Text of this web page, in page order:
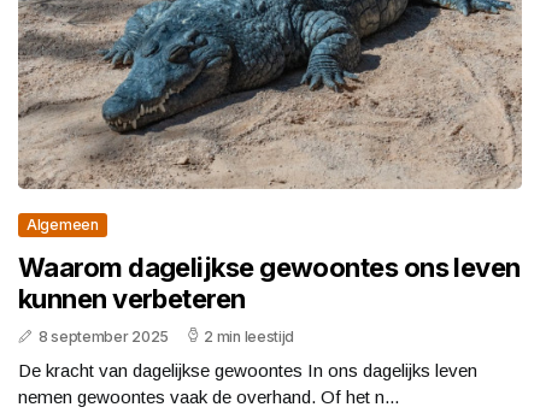
Algemeen
Waarom dagelijkse gewoontes ons leven
kunnen verbeteren
8 september 2025 2 min leestijd
De kracht van dagelijkse gewoontes In ons dagelijks leven
nemen gewoontes vaak de overhand. Of het n...